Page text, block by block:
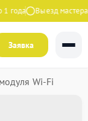
года Выезд мастера
Заявка
Wi-Fi